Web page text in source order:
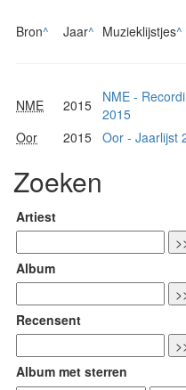
Bron^ Jaar^ Muzieklijstjes^
NME 2015
NME -
2015
Oor
2015 Oor - Jaarlijst
Zoeken
Artiest
Album
Recensent
Album met sterren